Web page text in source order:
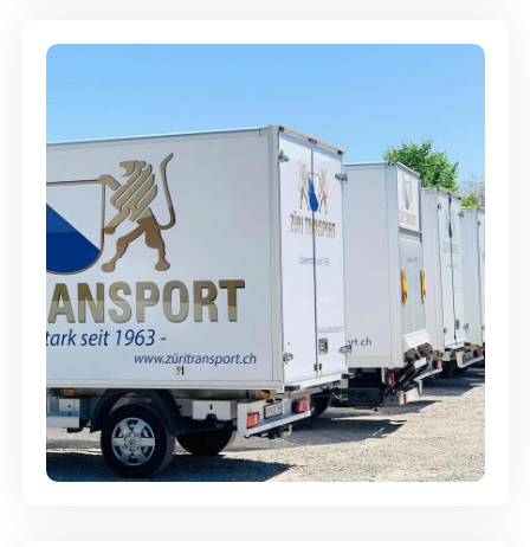
Möbellagerung - Alles sicher
aufbewahrt